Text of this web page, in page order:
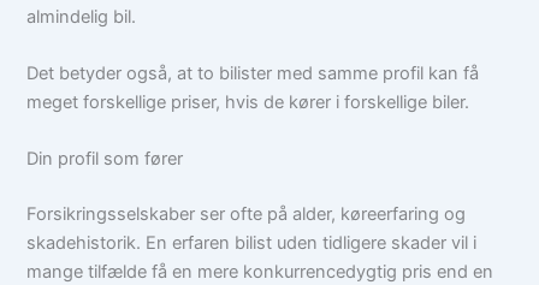
almindelig bil.
Det betyder også, at to bilister med samme profil kan få
meget forskellige priser, hvis de kører i forskellige biler.
Din profil som fører
Forsikringsselskaber ser ofte på alder, køreerfaring og
skadehistorik. En erfaren bilist uden tidligere skader vil i
mange tilfælde få en mere konkurrencedygtig pris end en